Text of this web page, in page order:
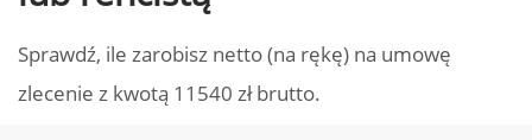
Sprawdź, ile zarobisz netto (na rękę) na umowę
zlecenie z kwotą 11540 zł brutto.